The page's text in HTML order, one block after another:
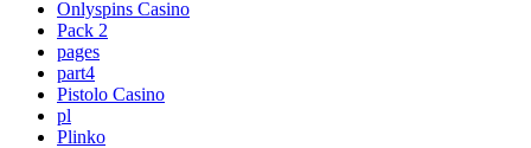
Onlyspins Casino
Pack 2
pages
part4
Pistolo Casino
pl
Plinko